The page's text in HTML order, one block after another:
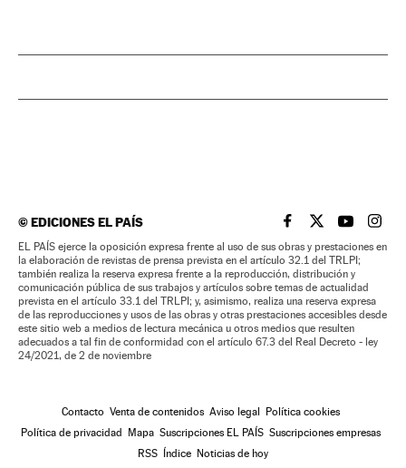
©EDICIONES EL PAÍS EL PAÍS BRASIL EN
EL PAÍSEL PAÍS
EL
EL PAÍS ejerce la oposición expresa frente al uso de sus obras y prestaciones en
la elaboración de revistas de prensa prevista en el artículo 32.1 del TRLPI;
también realiza la reserva expresa frente a la reproducción, distribución y
comunicación pública de sus trabajos y artículos sobre temas de actualidad
prevista en el artículo 33.1 del TRLPI; y, asimismo, realiza una reserva expresa
de las reproducciones y usos de las obras y otras prestaciones accesibles desde
este sitio web a medios de lectura mecánica u otros medios que resulten
adecuados a tal fin de conformidad con el artículo 67.3 del Real Decreto - ley
24/2021, de 2 de noviembre
Contacto Venta de contenidos Aviso legal
Política cookies
Política de privacidad
Mapa Suscripciones EL PAÍS Suscripciones empresas
RSS
Índice Noticias de hoy